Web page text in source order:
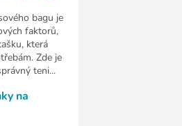
bagu je
faktorů,
která
Zde je
teni...
na